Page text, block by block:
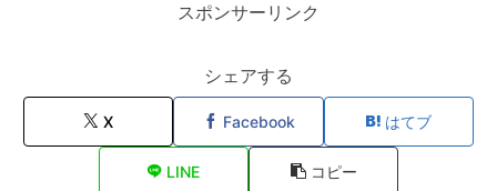
スポンサーリンク
シェアする
X Facebook はてブ
LINE コピー